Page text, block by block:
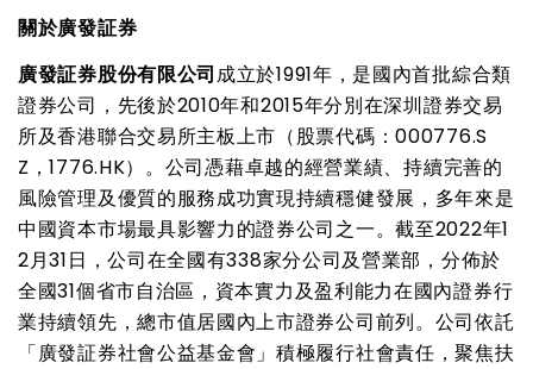
關於廣發証券
廣發証券股份有限公司成立於1991年，是國內首批綜合類
證券公司，先後於2010年和2015年分別在深圳證券交易
所及香港聯合交易所主板上市（股票代碼：000776.S
Z ，1776.HK）。公司憑藉卓越的經營業績、持續完善的
風險管理及優質的服務成功實現持續穩健發展，多年來是
中國資本市場最具影響力的證券公司之一。截至2022年1
2月31日，公司在全國有338家分公司及營業部，分佈於
全國31個省市自治區，資本實力及盈利能力在國內證券行
業持續領先，總市值居國內上市證券公司前列。公司依託
「廣發証券社會公益基金會」積極履行社會責任，聚焦扶